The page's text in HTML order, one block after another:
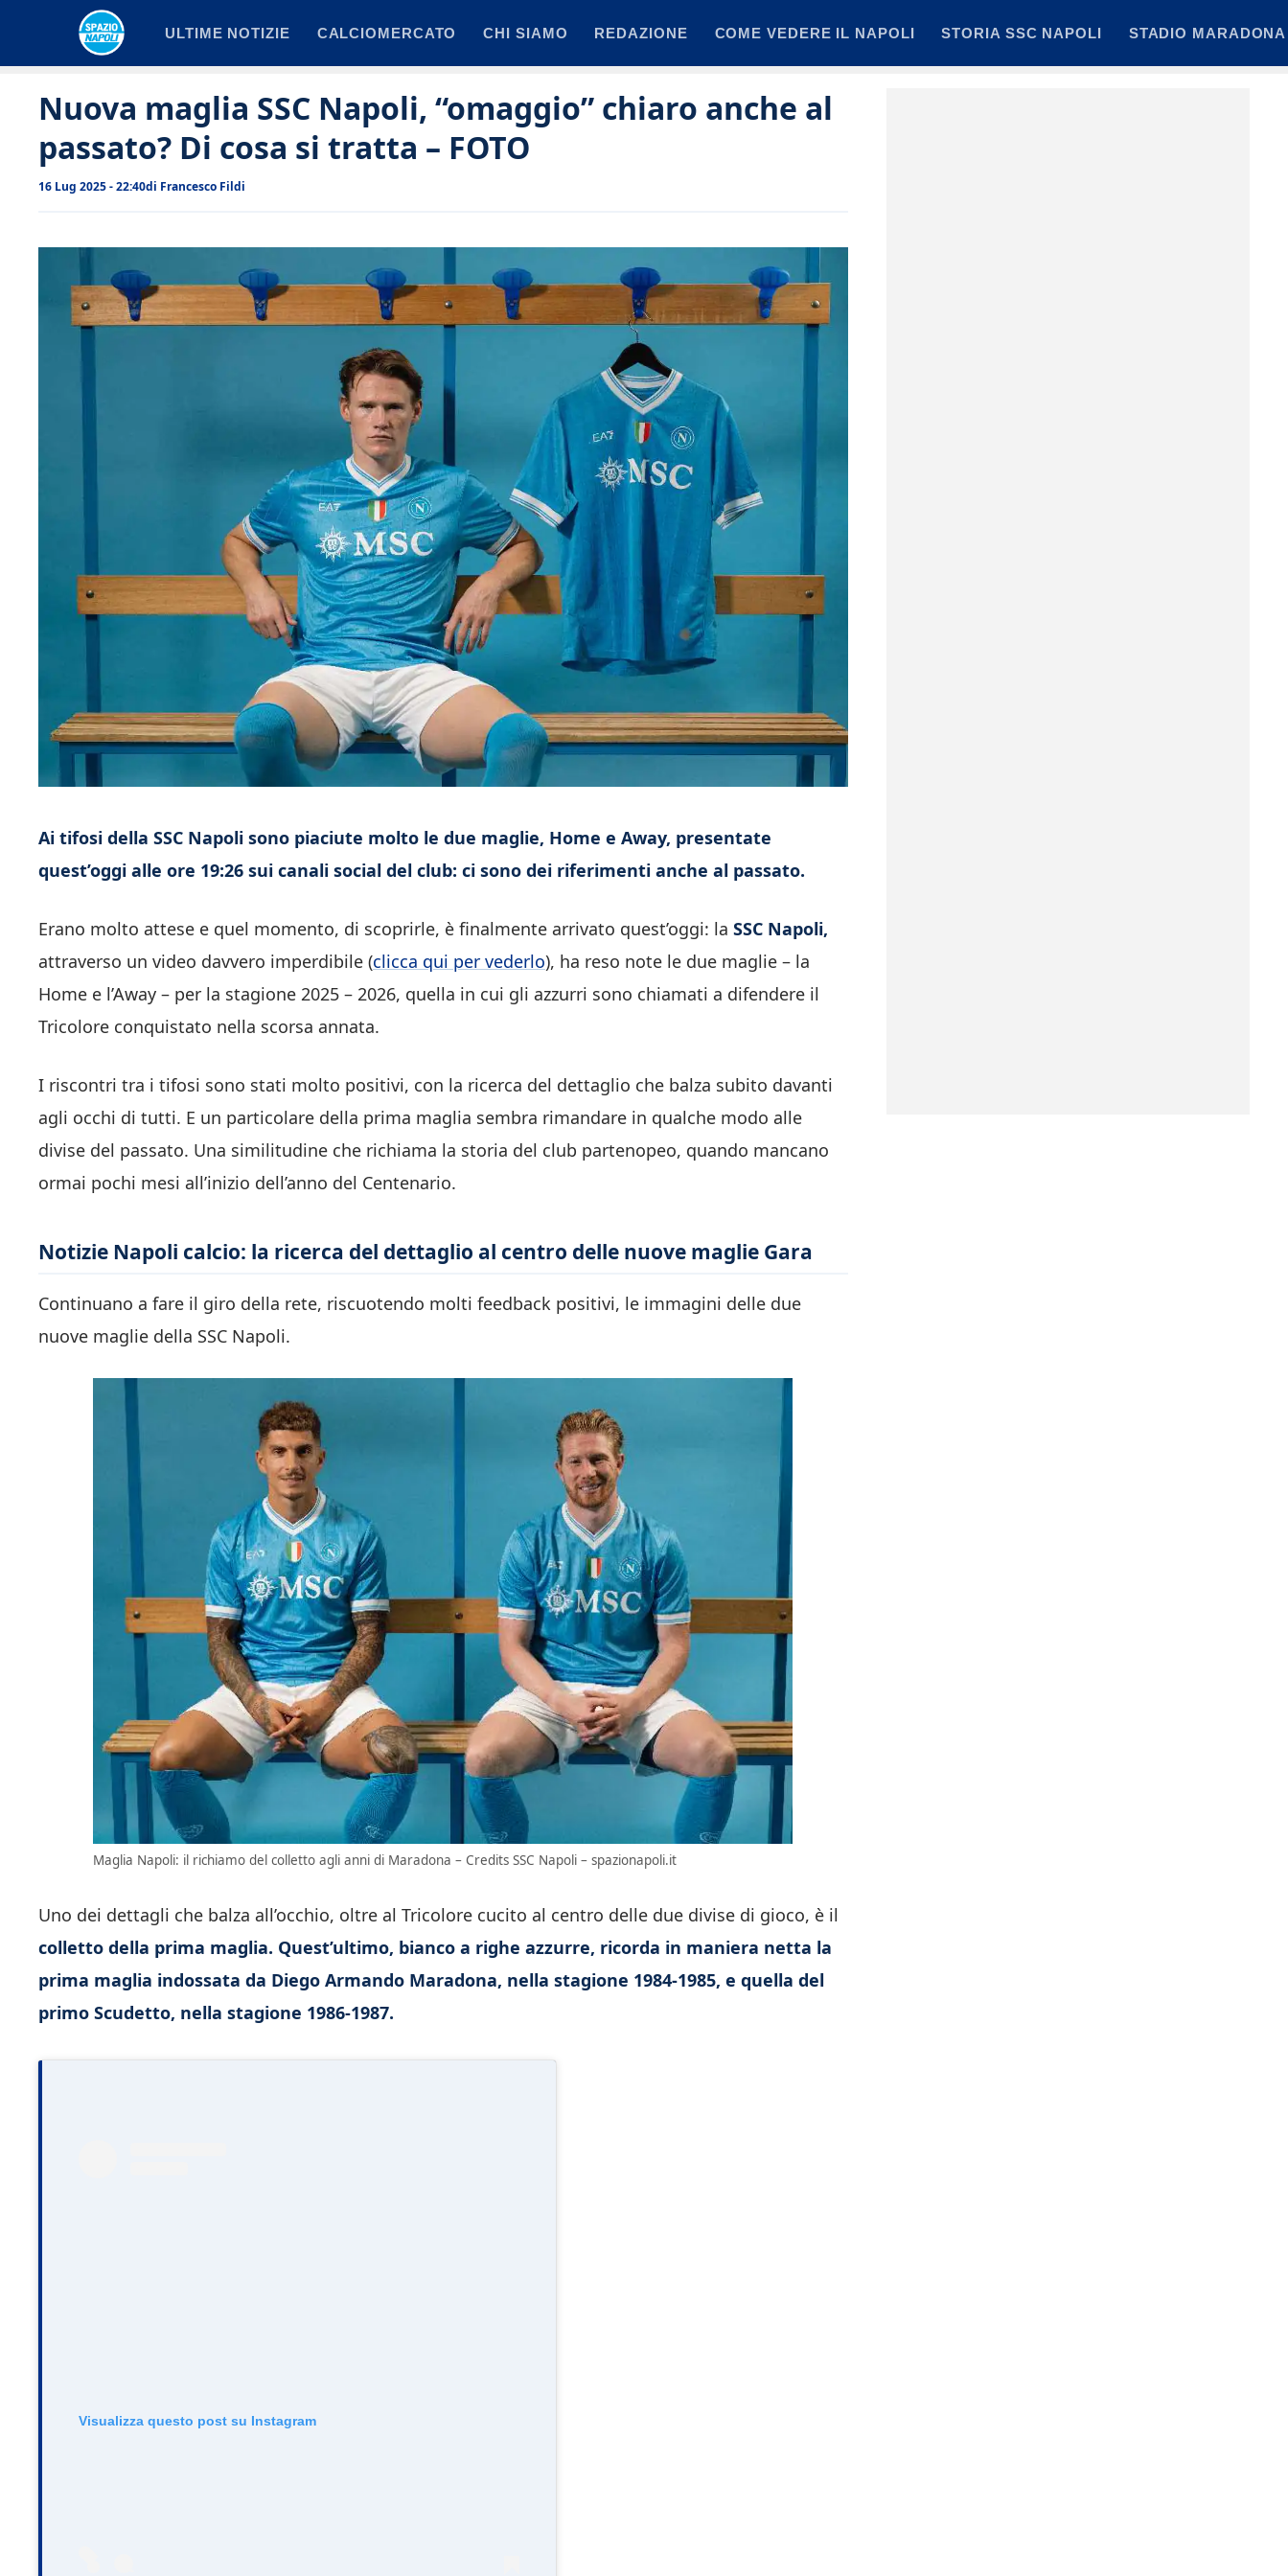
ULTIME NOTIZIE CALCIOMERCATO CHI SIAMO REDAZIONE COME VEDERE IL NAPOLI STORIA SSC NAPOLI STADIO MARADONA
Nuova maglia SSC Napoli, “omaggio” chiaro anche al
passato? Di cosa si tratta – FOTO
16 Lug 2025 - 22:40di Francesco Fildi
Ai tifosi della SSC Napoli sono piaciute molto le due maglie, Home e Away, presentate
quest’oggi alle ore 19:26 sui canali social del club: ci sono dei riferimenti anche al passato.
Erano molto attese e quel momento, di scoprirle, è finalmente arrivato quest’oggi: la SSC Napoli,
attraverso un video davvero imperdibile (clicca qui per vederlo), ha reso note le due maglie – la
Home e l’Away – per la stagione 2025 – 2026, quella in cui gli azzurri sono chiamati a difendere il
Tricolore conquistato nella scorsa annata.
I riscontri tra i tifosi sono stati molto positivi, con la ricerca del dettaglio che balza subito davanti
agli occhi di tutti. E un particolare della prima maglia sembra rimandare in qualche modo alle
divise del passato. Una similitudine che richiama la storia del club partenopeo, quando mancano
ormai pochi mesi all’inizio dell’anno del Centenario.
Notizie Napoli calcio: la ricerca del dettaglio al centro delle nuove maglie Gara
Continuano a fare il giro della rete, riscuotendo molti feedback positivi, le immagini delle due
nuove maglie della SSC Napoli.
Maglia Napoli: il richiamo del colletto agli anni di Maradona – Credits SSC Napoli – spazionapoli.it
Uno dei dettagli che balza all’occhio, oltre al Tricolore cucito al centro delle due divise di gioco, è il
colletto della prima maglia. Quest’ultimo, bianco a righe azzurre, ricorda in maniera netta la
prima maglia indossata da Diego Armando Maradona, nella stagione 1984-1985, e quella del
primo Scudetto, nella stagione 1986-1987.
Visualizza questo post su Instagram